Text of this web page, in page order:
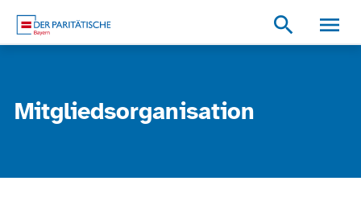
search
Mitgliedsorganisation